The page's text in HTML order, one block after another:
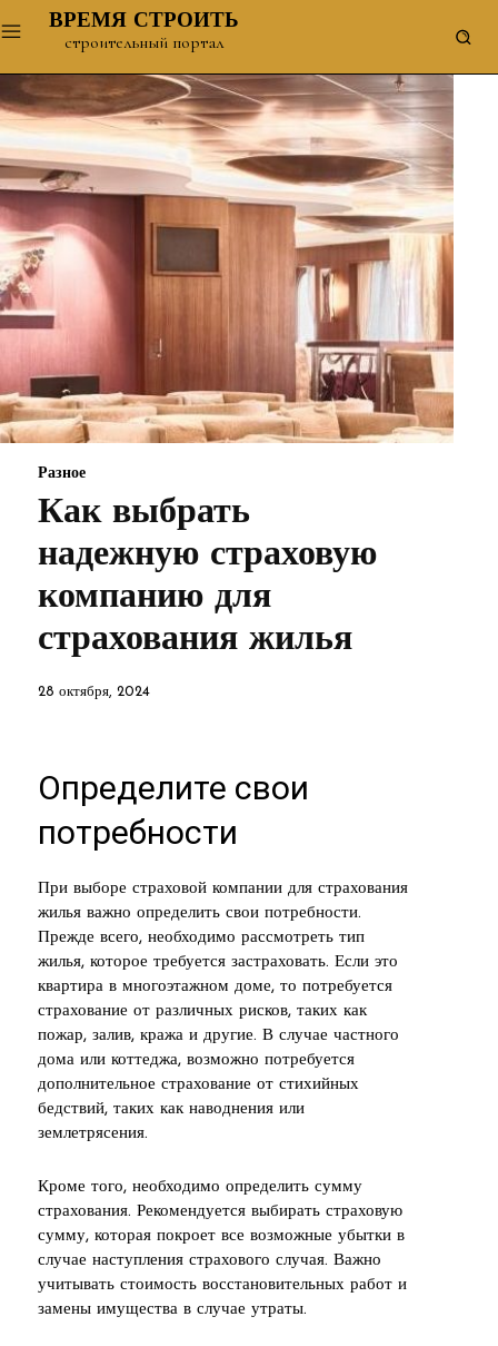
ВРЕМЯ СТРОИТЬ
строительный портал
Разное
Как выбрать
надежную страховую
компанию для
страхования жилья
28 октября, 2024
Определите свои
потребности
При выборе страховой компании для страхования
жилья важно определить свои потребности.
Прежде всего, необходимо рассмотреть тип
жилья, которое требуется застраховать. Если это
квартира в многоэтажном доме, то потребуется
страхование от различных рисков, таких как
пожар, залив, кража и другие. В случае частного
дома или коттеджа, возможно потребуется
дополнительное страхование от стихийных
бедствий, таких как наводнения или
землетрясения.
Кроме того, необходимо определить сумму
страхования. Рекомендуется выбирать страховую
сумму, которая покроет все возможные убытки в
случае наступления страхового случая. Важно
учитывать стоимость восстановительных работ и
замены имущества в случае утраты.